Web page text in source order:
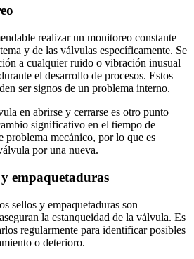
realizar un monitoreo constante
y de las válvulas específicamente. Se
a cualquier ruido o vibración inusual
el desarrollo de procesos. Estos
ser signos de un problema interno.
en abrirse y cerrarse es otro punto
significativo en el tiempo de
problema mecánico, por lo que es
por una nueva.
y empaquetaduras
sellos y empaquetaduras son
la estanqueidad de la válvula. Es
regularmente para identificar posibles
o deterioro.